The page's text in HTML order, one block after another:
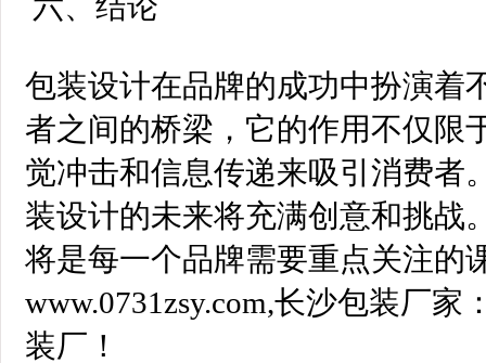
包装设计在品牌的成功中扮演着
者之间的桥梁，它的作用不仅限
觉冲击和信息传递来吸引消费者
装设计的未来将充满创意和挑战
将是每一个品牌需要重点关注的
www.0731zsy.com,长沙包装厂家
装厂！